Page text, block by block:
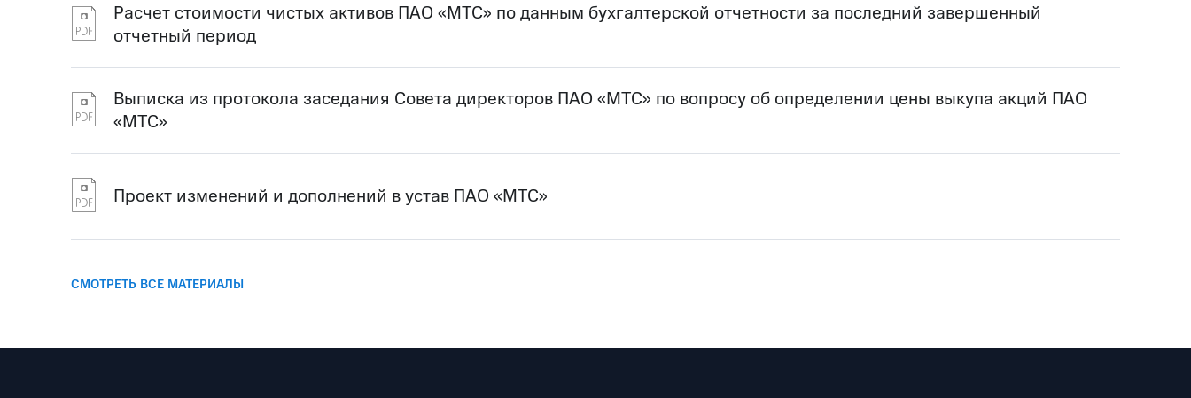
Расчет стоимости чистых активов ПАО «МТС» по данным бухгалтерской отчетности за последний завершенный
отчетный период
Выписка из протокола заседания Совета директоров ПАО «МТС» по вопросу об определении цены выкупа акций ПАО
«МТС»
Проект изменений и дополнений в устав ПАО «МТС»
СМОТРЕТЬ ВСЕ МАТЕРИАЛЫ